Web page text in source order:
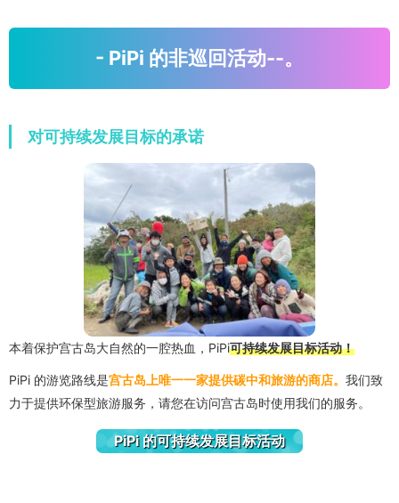
- PiPi 的非巡回活动--。
对可持续发展目标的承诺
本着保护宫古岛大自然的一腔热血，PiPi可持续发展目标活动！
PiPi 的游览路线是宫古岛上唯一一家提供碳中和旅游的商店。 我们致
力于提供环保型旅游服务，请您在访问宫古岛时使用我们的服务。
PiPi 的可持续发展目标活动